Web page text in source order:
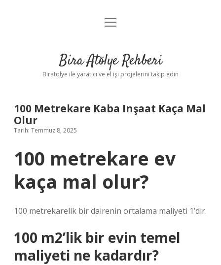
Anasayfa
Yasal Uyarı
menüyü
Bira Atölye Rehberi
Biratolye ile yaratıcı ve el işi projelerini takip edin
100 Metrekare Kaba Inşaat Kaça Mal
Olur
Tarih: Temmuz 8, 2025
100 metrekare ev
kaça mal olur?
100 metrekarelik bir dairenin ortalama maliyeti 1’dir.
100 m2’lik bir evin temel
maliyeti ne kadardır?